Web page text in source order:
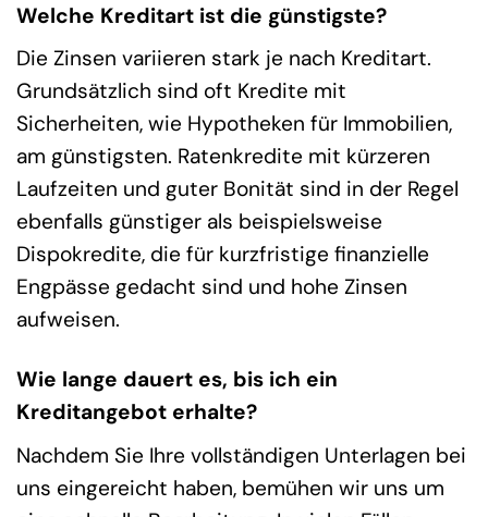
Welche Kreditart ist die günstigste?
Die Zinsen variieren stark je nach Kreditart.
Grundsätzlich sind oft Kredite mit
Sicherheiten, wie Hypotheken für Immobilien,
am günstigsten. Ratenkredite mit kürzeren
Laufzeiten und guter Bonität sind in der Regel
ebenfalls günstiger als beispielsweise
Dispokredite, die für kurzfristige finanzielle
Engpässe gedacht sind und hohe Zinsen
aufweisen.
Wie lange dauert es, bis ich ein
Kreditangebot erhalte?
Nachdem Sie Ihre vollständigen Unterlagen bei
uns eingereicht haben, bemühen wir uns um